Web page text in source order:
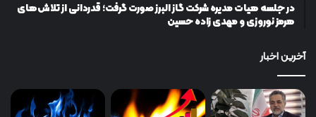
در جلسه هیات مدیره شرکت گاز البرز صورت گرفت؛ قدردانی از تلاش‌های
هرمز نوروزی و مهدی زاده حسین
آخرین اخبار